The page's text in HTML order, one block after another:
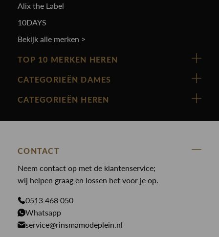
Alix the Label
10DAYS
Bekijk alle merken >
TOP 10 MERKEN HEREN
Vanguard
Cast Iron
Paul en Shark
Genti
PME Legend
Butcher of Blue
CATEGORIEËN DAMES
Nieuw binnen
Blouses
Broeken
Gilets
Jassen
Jeans
Jumpsuits
CATEGORIEËN HEREN
Broeken
Colberts
Giftcards
Jassen
Overhemden
CONTACT
Neem contact op met de klantenservice;
wij helpen graag en lossen het voor je op.
0513 468 050
Whatsapp
service@rinsmamodeplein.nl